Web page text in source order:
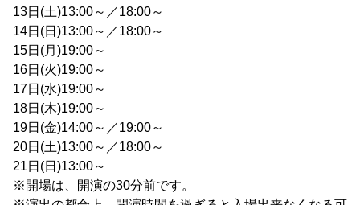
13日(土)13:00～／18:00～
14日(日)13:00～／18:00～
15日(月)19:00～
16日(火)19:00～
17日(水)19:00～
18日(木)19:00～
19日(金)14:00～／19:00～
20日(土)13:00～／18:00～
21日(日)13:00～
※開場は、開演の30分前です。